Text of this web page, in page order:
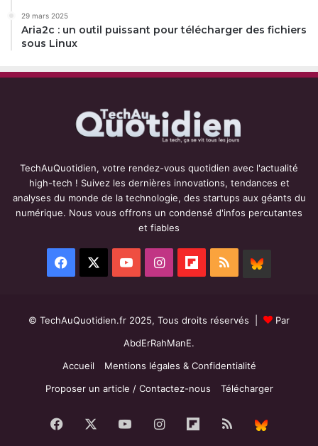
29 mars 2025
Aria2c : un outil puissant pour télécharger des fichiers
sous Linux
TechAuQuotidien, votre rendez-vous quotidien avec l'actualité
high-tech ! Suivez les dernières innovations, tendances et
analyses du monde de la technologie, des startups aux géants du
numérique. Nous vous offrons un condensé d'infos percutantes
et fiables
Facebook YouTubeInstagramFlipboard
RSS
© TechAuQuotidien.fr 2025, Tous droits réservés |
Par
AbdErRahManE.
Accueil
Mentions légales & Confidentialité
Proposer un article / Contactez-nous
Télécharger
Facebook YouTubeInstagramFlipboard
RSS